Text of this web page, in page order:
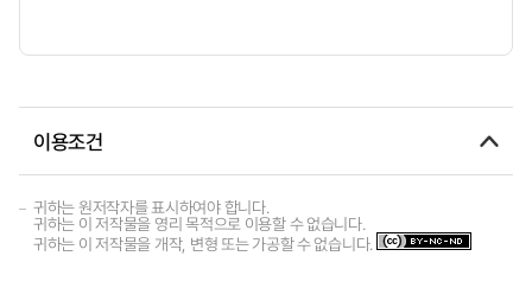
이용조건
귀하는 원저작자를 표시하여야 합니다.
귀하는 이 저작물을 영리 목적으로 이용할 수 없습니다.
귀하는 이 저작물을 개작, 변형 또는 가공할 수 없습니다.